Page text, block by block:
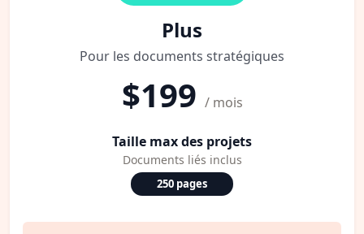
Plus
Pour les documents stratégiques
$199 / mois
Taille max des projets
Documents liés inclus
250 pages